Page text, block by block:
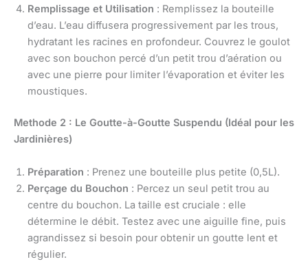
Remplissage et Utilisation : Remplissez la bouteille
d’eau. L’eau diffusera progressivement par les trous,
hydratant les racines en profondeur. Couvrez le goulot
avec son bouchon percé d’un petit trou d’aération ou
avec une pierre pour limiter l’évaporation et éviter les
moustiques.
Methode 2 : Le Goutte-à-Goutte Suspendu (Idéal pour les
Jardinières)
Préparation : Prenez une bouteille plus petite (0,5L).
Perçage du Bouchon : Percez un seul petit trou au
centre du bouchon. La taille est cruciale : elle
détermine le débit. Testez avec une aiguille fine, puis
agrandissez si besoin pour obtenir un goutte lent et
régulier.